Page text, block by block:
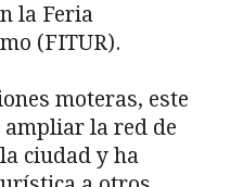
la Feria
(FITUR).
moteras, este
la red de
ciudad y ha